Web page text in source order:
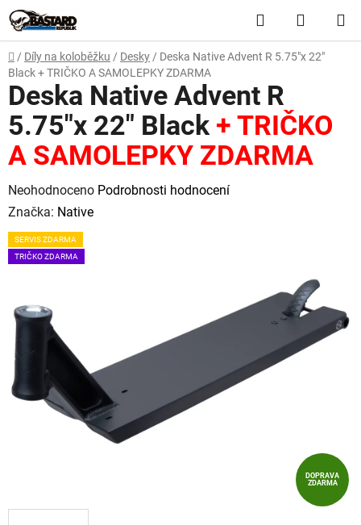
Přejít
na
obsah
Hledat
KOŠÍK
Domů
/ Díly na koloběžku / Desky / Deska Native Advent R 5.75"x 22"
Black+ TRIČKO A SAMOLEPKY ZDARMA
Deska Native Advent R
5.75"x 22" Black + TRIČKO
A SAMOLEPKY ZDARMA
Průměrné
hodnocení
produktu
je
5
hvězdiček.
Neohodnoceno Podrobnosti hodnocení
Značka: Native
SERVIS ZDARMA
TRIČKO ZDARMA
DOPRAVA
ZDARMA